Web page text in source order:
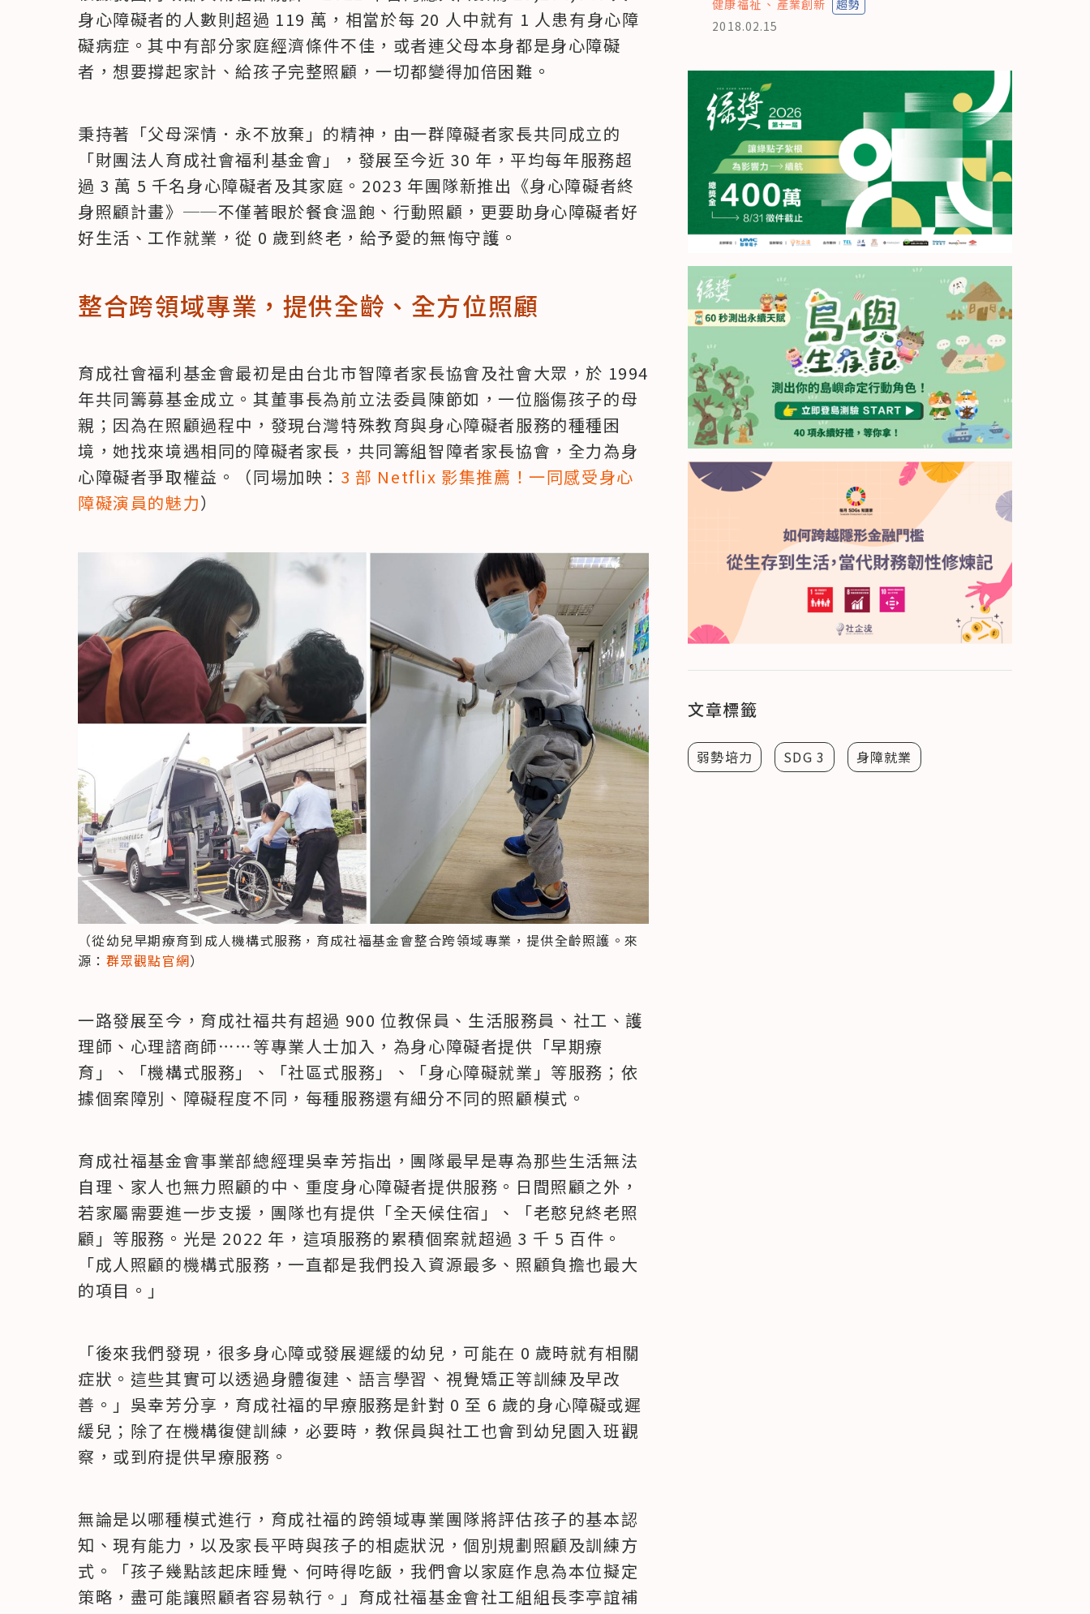
身心障礙者的人數則超過 119 萬，相當於每 20 人中就有 1 人患有身心障
礙病症。其中有部分家庭經濟條件不佳，或者連父母本身都是身心障礙
者，想要撐起家計、給孩子完整照顧，一切都變得加倍困難。
秉持著「父母深情．永不放棄」的精神，由一群障礙者家長共同成立的
「財團法人育成社會福利基金會」，發展至今近 30 年，平均每年服務超
過 3 萬 5 千名身心障礙者及其家庭。2023 年團隊新推出《身心障礙者終
身照顧計畫》──不僅著眼於餐食溫飽、行動照顧，更要助身心障礙者好
好生活、工作就業，從 0 歲到終老，給予愛的無悔守護。
整合跨領域專業，提供全齡、全方位照顧
育成社會福利基金會最初是由台北市智障者家長協會及社會大眾，於 1994
年共同籌募基金成立。其董事長為前立法委員陳節如，一位腦傷孩子的母
親；因為在照顧過程中，發現台灣特殊教育與身心障礙者服務的種種困
境，她找來境遇相同的障礙者家長，共同籌組智障者家長協會，全力為身
心障礙者爭取權益。（同場加映： 3 部 Netflix 影集推薦！一同感受身心
障礙演員的魅力）
（從幼兒早期療育到成人機構式服務，育成社福基金會整合跨領域專業，提供全齡照護。來
源： 群眾觀點官網）
一路發展至今，育成社福共有超過 900 位教保員、生活服務員、社工、護
理師、心理諮商師⋯⋯等專業人士加入，為身心障礙者提供「早期療
育」、「機構式服務」、「社區式服務」、「身心障礙就業」等服務；依
據個案障別、障礙程度不同，每種服務還有細分不同的照顧模式。
育成社福基金會事業部總經理吳幸芳指出，團隊最早是專為那些生活無法
自理、家人也無力照顧的中、重度身心障礙者提供服務。日間照顧之外，
若家屬需要進一步支援，團隊也有提供「全天候住宿」、「老憨兒終老照
顧」等服務。光是 2022 年，這項服務的累積個案就超過 3 千 5 百件。
「成人照顧的機構式服務，一直都是我們投入資源最多、照顧負擔也最大
的項目。」
「後來我們發現，很多身心障或發展遲緩的幼兒，可能在 0 歲時就有相關
症狀。這些其實可以透過身體復建、語言學習、視覺矯正等訓練及早改
善。」吳幸芳分享，育成社福的早療服務是針對 0 至 6 歲的身心障礙或遲
緩兒；除了在機構復健訓練，必要時，教保員與社工也會到幼兒園入班觀
察，或到府提供早療服務。
無論是以哪種模式進行，育成社福的跨領域專業團隊將評估孩子的基本認
知、現有能力，以及家長平時與孩子的相處狀況，個別規劃照顧及訓練方
式。「孩子幾點該起床睡覺、何時得吃飯，我們會以家庭作息為本位擬定
策略，盡可能讓照顧者容易執行。」育成社福基金會社工組組長李亭誼補
健康福祉 產業創新
趨勢
2018.02.15
文章標籤
弱勢培力 SDG 3 身障就業